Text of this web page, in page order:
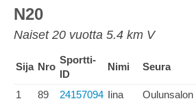
N20
Naiset 20 vuotta 5.4 km V
Sija Nro
Sportti-
ID
Nimi Seura
1 89 24157094 Iina
Oulunsalon